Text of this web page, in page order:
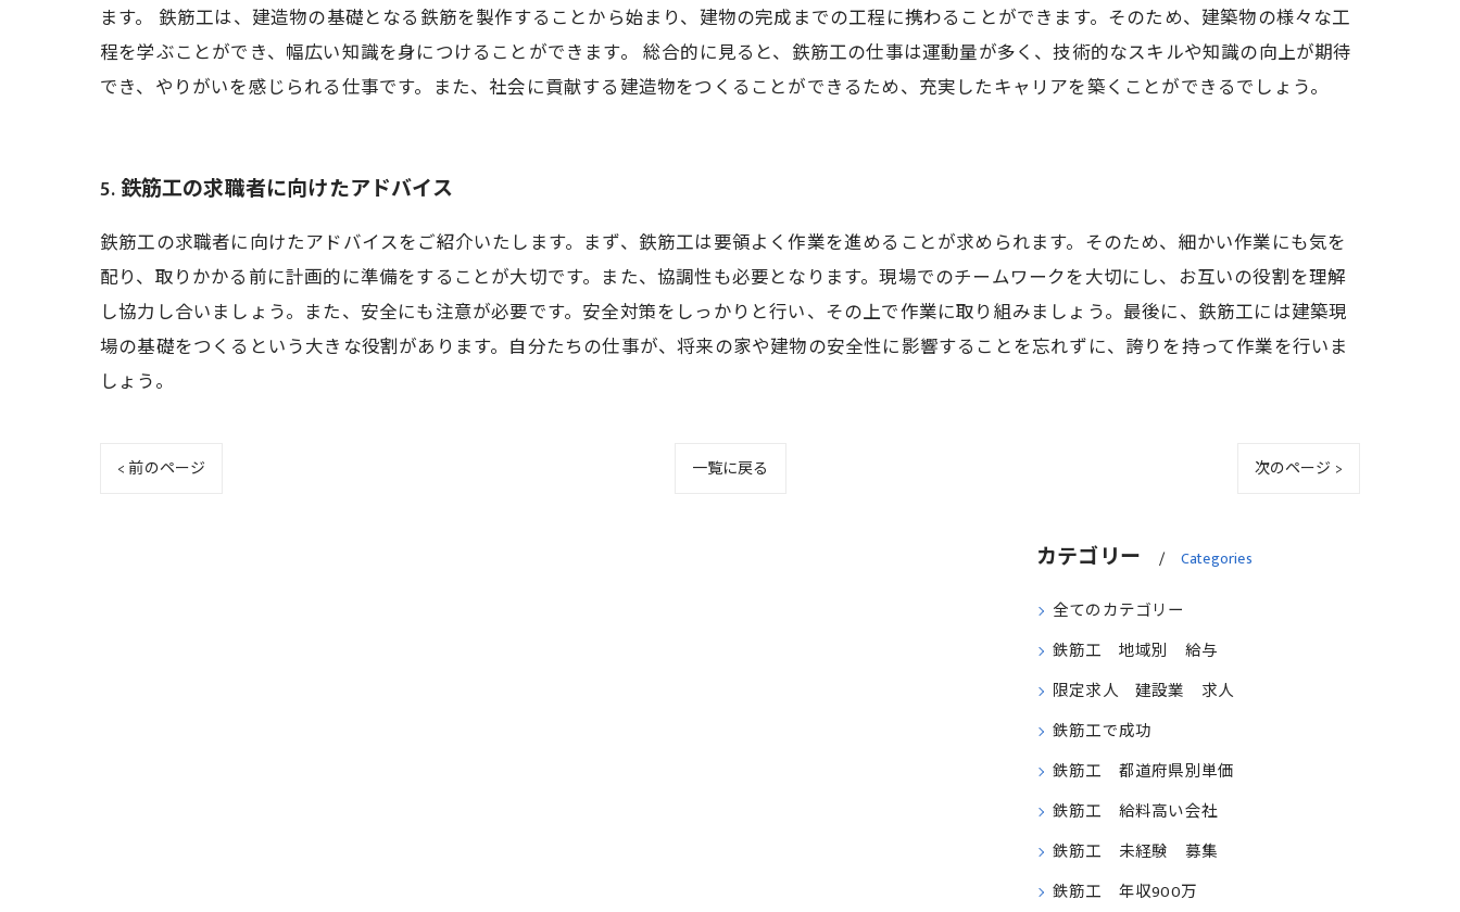
ます。 鉄筋工は、建造物の基礎となる鉄筋を製作することから始まり、建物の完成までの工程に携わることができます。そのため、建築物の様々な工
程を学ぶことができ、幅広い知識を身につけることができます。 総合的に見ると、鉄筋工の仕事は運動量が多く、技術的なスキルや知識の向上が期待
でき、やりがいを感じられる仕事です。また、社会に貢献する建造物をつくることができるため、充実したキャリアを築くことができるでしょう。
5. 鉄筋工の求職者に向けたアドバイス
鉄筋工の求職者に向けたアドバイスをご紹介いたします。まず、鉄筋工は要領よく作業を進めることが求められます。そのため、細かい作業にも気を
配り、取りかかる前に計画的に準備をすることが大切です。また、協調性も必要となります。現場でのチームワークを大切にし、お互いの役割を理解
し協力し合いましょう。また、安全にも注意が必要です。安全対策をしっかりと行い、その上で作業に取り組みましょう。最後に、鉄筋工には建築現
場の基礎をつくるという大きな役割があります。自分たちの仕事が、将来の家や建物の安全性に影響することを忘れずに、誇りを持って作業を行いま
しょう。
< 前のページ 一覧に戻る 次のページ >
カテゴリー Categories
全てのカテゴリー
鉄筋工 地域別 給与
限定求人 建設業 求人
鉄筋工で成功
鉄筋工 都道府県別単価
鉄筋工 給料高い会社
鉄筋工 未経験 募集
鉄筋工 年収900万